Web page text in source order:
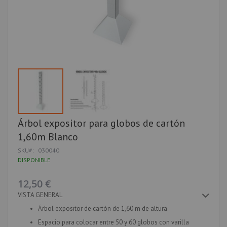
Saltar
al
comienzo
la
galería
imágenes
Árbol expositor para globos de cartón
1,60m Blanco
SKU
030040
DISPONIBLE
12,50 €
VISTA GENERAL
Árbol expositor de cartón de 1,60 m de altura
Espacio para colocar entre 50 y 60 globos con varilla